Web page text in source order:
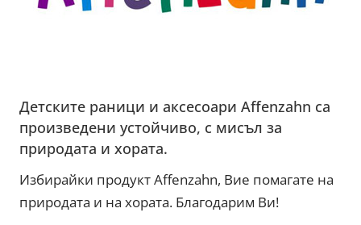
Детските раници и аксесоари Affenzahn са
произведени устойчиво, с мисъл за
природата и хората.
Избирайки продукт Affenzahn, Вие помагате на
природата и на хората. Благодарим Ви!